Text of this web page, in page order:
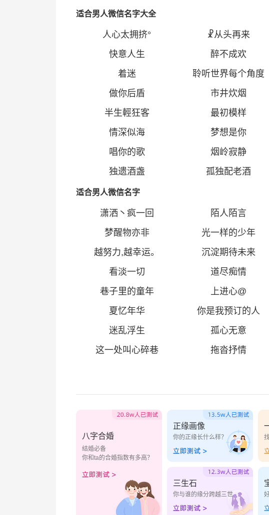
适合男人微信名字大全
人心太拥挤° ☧从头再来
快意人生
醉不成欢
着迷
聆听世界每个角度
做你后盾
市井炊烟
半生輕狂客
最初模样
情深似海
梦想是你
唱你的歌
烟岭寂静
独遗酒盏
孤独配老酒
适合男人微信名字
潇洒丶疯一回 陌人陌言
梦醒物亦非
光一样的少年
越努力,越幸运。 沉淀期待未来
看淡一切
道尽痴情
巷子里的童年
上进心@
夏忆年华
你是我预订的人
迷乱浮生
孤心无意
这一处叫心碎巷
拖沓抒情
八字合婚
结婚必备
你和ta的合婚指数有多高？
正缘画像
你的正缘长什么样？
三生石
你与谁的缘分跨越三世